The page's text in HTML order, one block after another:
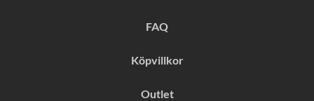
FAQ
Köpvillkor
Outlet
a
m